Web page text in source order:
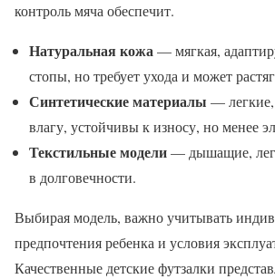
контроль мяча обеспечит.
Натуральная кожа— мягкая,
стопы, но требует ухода и может
Синтетические материалы —
влагу, устойчивы к износу, но менее
Текстильные модели— дышащие,
в долговечности.
Выбирая модель, важно учитывать
предпочтения ребенка и условия
Качественные детские футзалки